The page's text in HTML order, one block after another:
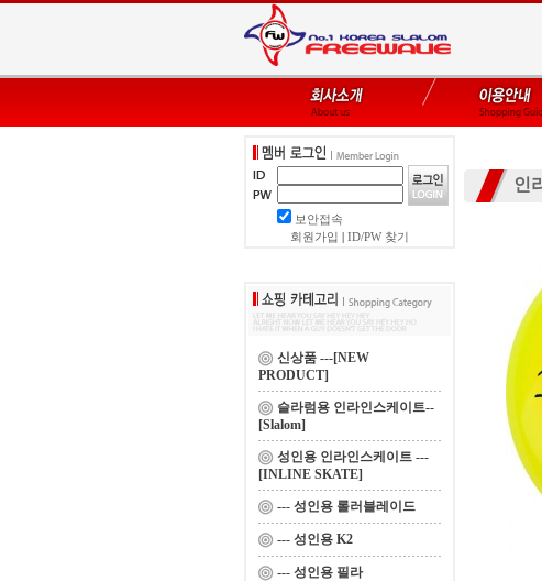
보안접속
회원가입
ID/PW 찾기
신상품 ---[NEW
PRODUCT]
슬라럼용 인라인스케이트--
[Slalom]
성인용 인라인스케이트 ---
[INLINE SKATE]
--- 성인용 롤러블레이드
--- 성인용 K2
--- 성인용 필라
인